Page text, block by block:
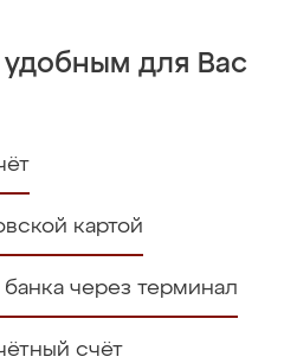
для Вас
картой
через терминал
счёт